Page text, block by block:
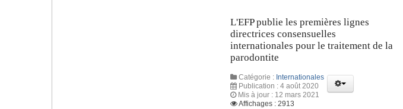
L'EFP publie les premières lignes
directrices consensuelles
internationales pour le traitement de la
parodontite
Catégorie : Internationales
Publication : 4 août 2020
Mis à jour : 12 mars 2021
Affichages : 2913